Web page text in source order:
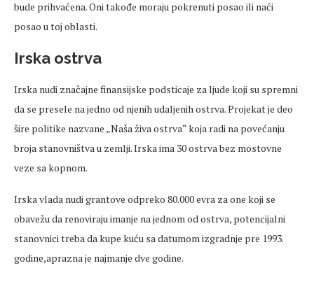
bude prihvaćena. Oni takođe moraju pokrenuti posao ili naći
posao u toj oblasti.
Irska ostrva
Irska nudi značajne finansijske podsticaje za ljude koji su spremni
da se presele na jedno od njenih udaljenih ostrva. Projekat je deo
šire politike nazvane „Naša živa ostrva“ koja radi na povećanju
broja stanovništva u zemlji. Irska ima 30 ostrva bez mostovne
veze sa kopnom.
Irska vlada nudi grantove odpreko 80.000 evra za one koji se
obavežu da renoviraju imanje na jednom od ostrva, potencijalni
stanovnici treba da kupe kuću sa datumom izgradnje pre 1993.
godine,aprazna je najmanje dve godine.